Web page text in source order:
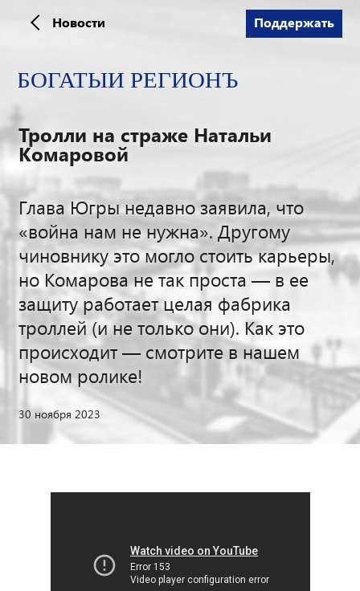
Новости Поддержать
Тролли на страже Натальи
Комаровой
Глава Югры недавно заявила, что
«война нам не нужна». Другому
чиновнику это могло стоить карьеры,
но Комарова не так проста — в ее
защиту работает целая фабрика
троллей (и не только они). Как это
происходит — смотрите в нашем
новом ролике!
30 ноября 2023